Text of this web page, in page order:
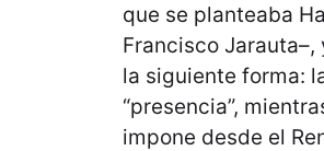
que se planteaba
Francisco
la siguiente forma:
“presencia”,
impone desde el